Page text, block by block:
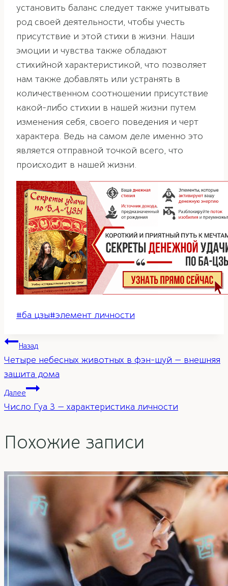
установить баланс следует также учитывать
род своей деятельности, чтобы учесть
присутствие и этой стихи в жизни. Наши
эмоции и чувства также обладают
стихийной характеристикой, что позволяет
нам также добавлять или устранять в
количественном соотношении присутствие
какой-либо стихии в нашей жизни путем
изменения себя, своего поведения и черт
характера. Ведь на самом деле именно это
является отправной точкой всего, что
происходит в нашей жизни.
Метки
#ба цзы#элемент личности
Навигация
по
записям
Назад
Четыре небесных животных в фэн-шуй — внешняя
защита дома
Далее
Число Гуа 3 — характеристика личности
Похожие записи